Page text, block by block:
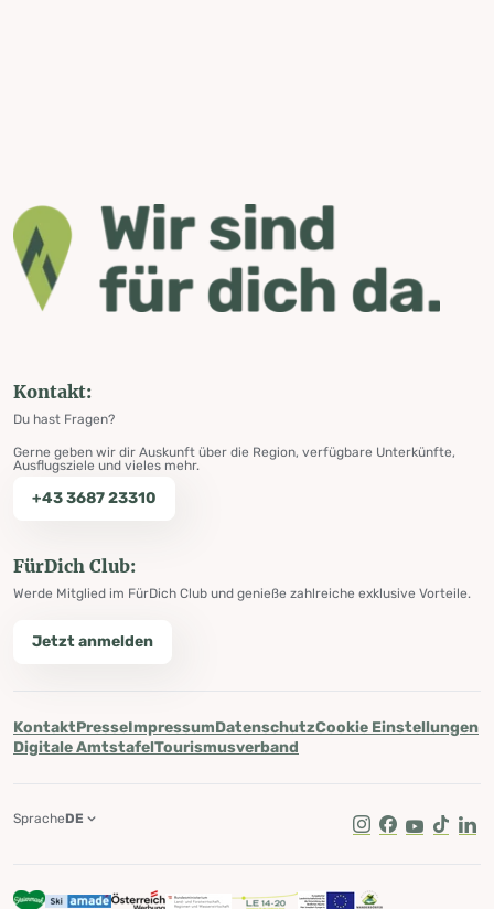
Kontakt:
Du hast Fragen?
Gerne geben wir dir Auskunft über die Region, verfügbare Unterkünfte,
Ausflugsziele und vieles mehr.
+43 3687 23310
FürDich Club:
Werde Mitglied im FürDich Club und genieße zahlreiche exklusive Vorteile.
Jetzt anmelden
KontaktPresseImpressumDatenschutzCookie Einstellungen
Digitale AmtstafelTourismusverband
Instagram
Facebook
Youtube
Tik Tok
SpracheDE